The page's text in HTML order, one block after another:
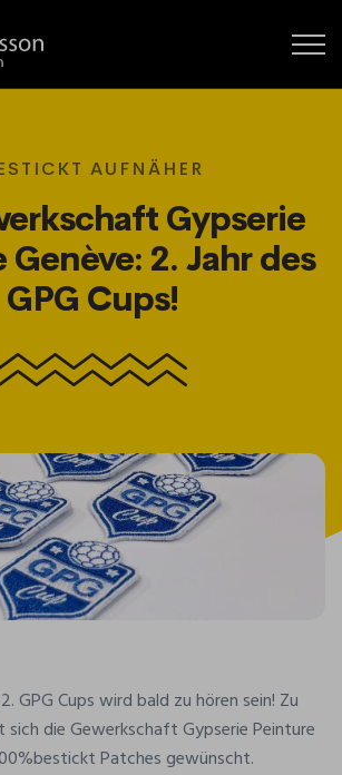
AUFNÄHER
Gypserie
2. Jahr des
GPG Cups!
GPG Cups wird bald zu hören sein! Zu
sich die Gewerkschaft Gypserie Peinture
Patches gewünscht.